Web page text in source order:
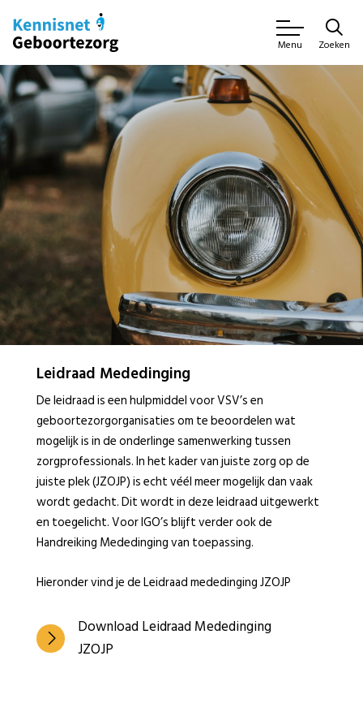
Menu Zoeken
Leidraad Mededinging
De leidraad is een hulpmiddel voor VSV’s en
geboortezorgorganisaties om te beoordelen wat
mogelijk is in de onderlinge samenwerking tussen
zorgprofessionals. In het kader van juiste zorg op de
juiste plek (JZOJP) is echt véél meer mogelijk dan vaak
wordt gedacht. Dit wordt in deze leidraad uitgewerkt
en toegelicht. Voor IGO’s blijft verder ook de
Handreiking Mededinging van toepassing.
Hieronder vind je de Leidraad mededinging JZOJP
Download Leidraad Mededinging
JZOJP